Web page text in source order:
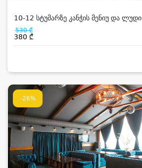
10-12 სტუმარზე კანჭის მენიუ და ლუდი
530 ₾
380 ₾
-26%